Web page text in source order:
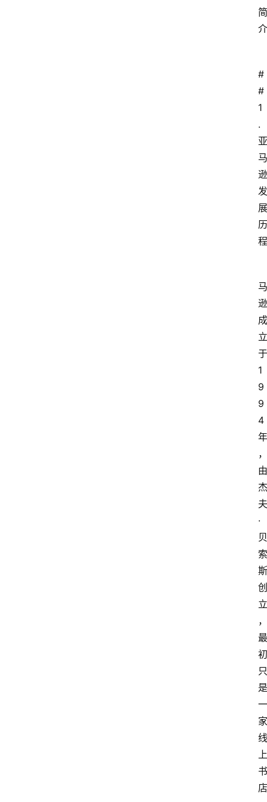
简
介
#
#
1
.
亚
马
逊
发
展
历
程
马
逊
成
立
于
1
9
9
4
年
，
由
杰
夫
·
贝
索
斯
创
立
，
最
初
只
是
一
家
线
上
书
店